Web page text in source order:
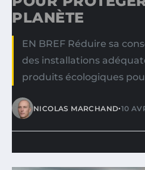
PLANÈTE
EN BREF Réduire sa
des installations
produits écologiques
NICOLAS MARCHAND•10